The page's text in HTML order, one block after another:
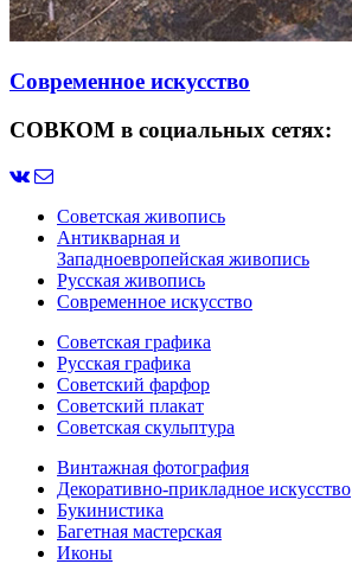
Современное искусство
СОВКОМ в социальных сетях:
Советская живопись
Антикварная и
Западноевропейская живопись
Русская живопись
Современное искусство
Советская графика
Русская графика
Советский фарфор
Советский плакат
Советская скульптура
Винтажная фотография
Декоративно-прикладное искусство
Букинистика
Багетная мастерская
Иконы